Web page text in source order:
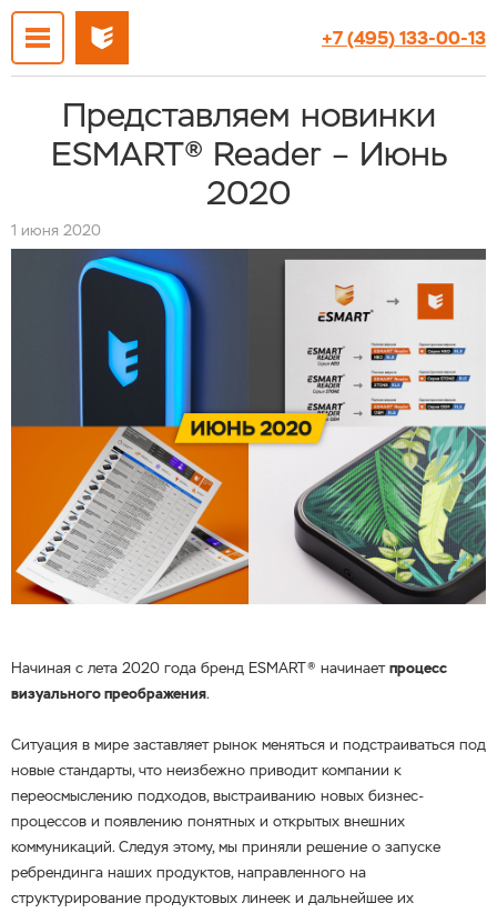
+7 (495) 133-00-13
Представляем новинки
ESMART® Reader – Июнь
2020
1 июня 2020
Начиная с лета 2020 года бренд ESMART® начинаетпроцесс
визуального преображения.
Ситуация в мире заставляет рынок меняться и подстраиваться под
новые стандарты, что неизбежно приводит компании к
переосмыслению подходов, выстраиванию новых бизнес-
процессов и появлению понятных и открытых внешних
коммуникаций. Следуя этому, мы приняли решение о запуске
ребрендинга наших продуктов, направленного на
структурирование продуктовых линеек и дальнейшее их